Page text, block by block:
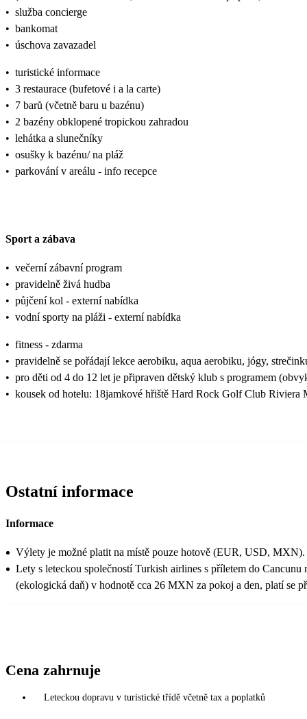
• služba concierge
• bankomat
• úschova zavazadel
• turistické informace
• 3 restaurace (bufetové i a la carte)
• 7 barů (včetně baru u bazénu)
• 2 bazény obklopené tropickou zahradou
• lehátka a slunečníky
• osušky k bazénu/ na pláž
• parkování v areálu - info recepce
Sport a zábava
• večerní zábavní program
• pravidelně živá hudba
• půjčení kol - externí nabídka
• vodní sporty na pláži - externí nabídka
• fitness - zdarma
• pravidelně se pořádají lekce aerobiku, aqua aerobiku, jógy,
• pro děti od 4 do 12 let je připraven dětský klub s programem
• kousek od hotelu: 18jamkové hřiště Hard Rock Golf Club Riviera
Ostatní informace
Informace
Výlety je možné platit na místě pouze hotově (EUR, USD, MXN).
Lety s leteckou společností Turkish airlines s příletem do
(ekologická daň) v hodnotě cca 26 MXN za pokoj a den, platí se
Cena zahrnuje
Leteckou dopravu v turistické třídě včetně tax a poplatků